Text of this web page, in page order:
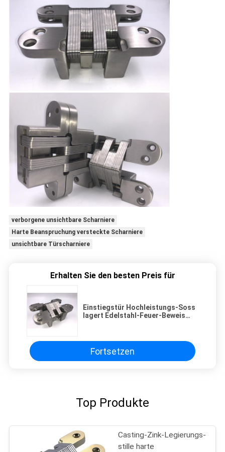
verborgene unsichtbare Scharniere
Harte Beanspruchung versteckte Scharniere
unsichtbare Türscharniere
Erhalten Sie den besten Preis für
Einstiegstür Hochleistungs-Soss
lagert Edelstahl-Feuer-Beweis
Fortsetzen
Top Produkte
Casting-Zink-Legierungs-
stille harte